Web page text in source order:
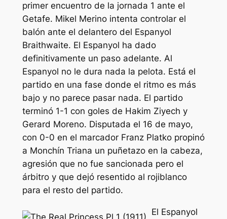
primer encuentro de la jornada 1 ante el
Getafe. Mikel Merino intenta controlar el
balón ante el delantero del Espanyol
Braithwaite. El Espanyol ha dado
definitivamente un paso adelante. Al
Espanyol no le dura nada la pelota. Está el
partido en una fase donde el ritmo es más
bajo y no parece pasar nada. El partido
terminó 1-1 con goles de Hakim Ziyech y
Gerard Moreno. Disputada el 16 de mayo,
con 0-0 en el marcador Franz Platko propinó
a Monchín Triana un puñetazo en la cabeza,
agresión que no fue sancionada pero el
árbitro y que dejó resentido al rojiblanco
para el resto del partido.
El Espanyol